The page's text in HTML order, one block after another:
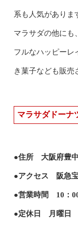
系も人気がありま
マラサダの他にも
フルなハッピーレ
き菓子なども販売
マラサダドーナ
●住所 大阪府豊
●アクセス 阪急
●営業時間 10：
●定休日 月曜日